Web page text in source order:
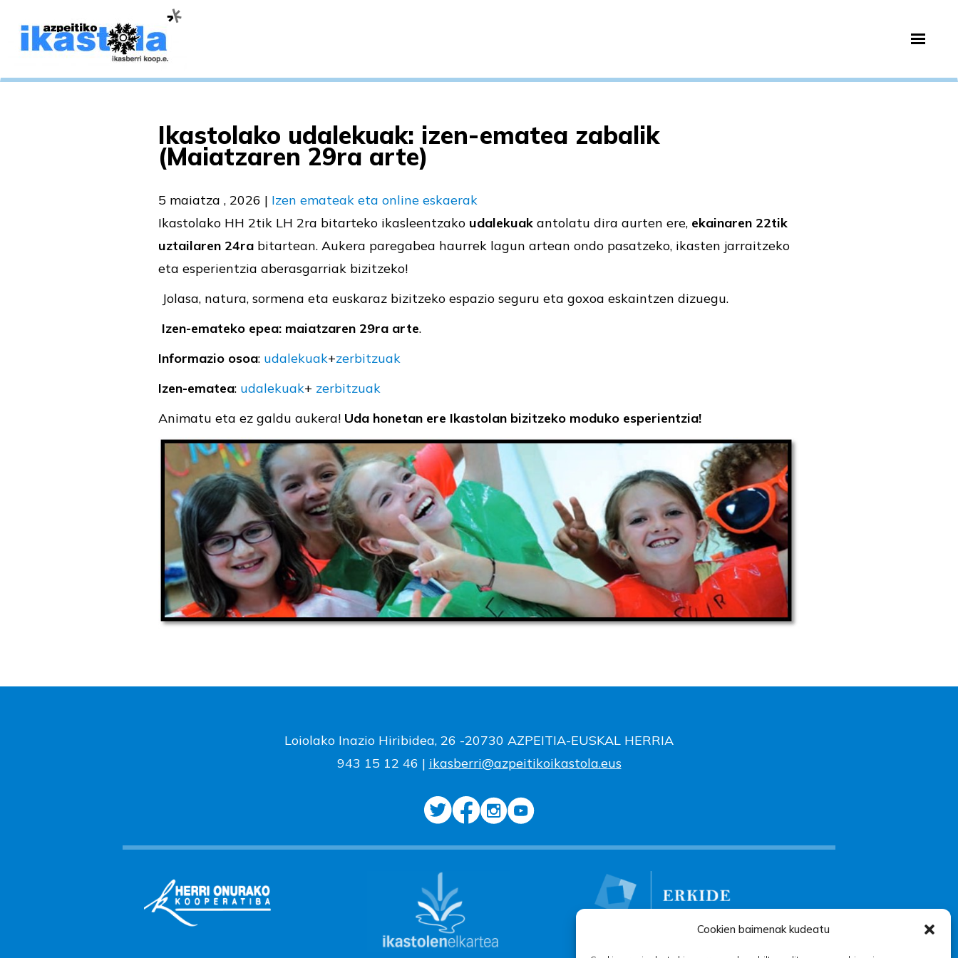
Cookien baimenak kudeatu
Ikastolako udalekuak: izen-ematea zabalik
(Maiatzaren 29ra arte)
5 maiatza , 2026 | Izen emateak eta online eskaerak
Ikastolako HH 2tik LH 2ra bitarteko ikasleentzako udalekuak antolatu dira aurten ere, ekainaren 22tik
uztailaren 24ra bitartean. Aukera paregabea haurrek lagun artean ondo pasatzeko, ikasten jarraitzeko
eta esperientzia aberasgarriak bizitzeko!
Jolasa, natura, sormena eta euskaraz bizitzeko espazio seguru eta goxoa eskaintzen dizuegu.
Izen-emateko epea: maiatzaren 29ra arte.
Informazio osoa: udalekuak+zerbitzuak
Izen-ematea: udalekuak+ zerbitzuak
Animatu eta ez galdu aukera! Uda honetan ere Ikastolan bizitzeko moduko esperientzia!
Loiolako Inazio Hiribidea, 26 -20730 AZPEITIA-EUSKAL HERRIA
943 15 12 46 | ikasberri@azpeitikoikastola.eus